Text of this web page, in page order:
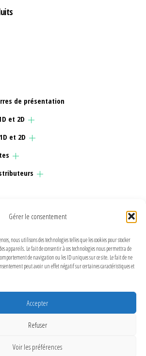
Gérer le consentement
nous utilisons des technologies telles que les cookies pour stocker
appareils. Le fait de consentir à ces technologies nous permettra de
de navigation ou les ID uniques sur ce site. Le fait de ne
peut avoir un effet négatif sur certaines caractéristiques et
Accepter
Refuser
Voir les préférences
de présentation
et 2D
et 2D